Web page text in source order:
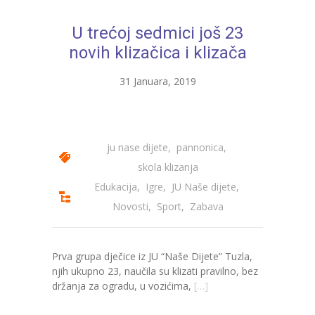
---- Ciciban
---- Pčelica
---- Poletarac
---- Sunčica
---- Zeko
U trećoj sedmici još 23
novih klizačica i klizača
31 Januara, 2019
ju nase dijete, pannonica,
skola klizanja
Edukacija, Igre, JU Naše dijete,
Novosti, Sport, Zabava
Prva grupa dječice iz JU “Naše Dijete” Tuzla,
njih ukupno 23, naučila su klizati pravilno, bez
držanja za ogradu, u vozićima, […]